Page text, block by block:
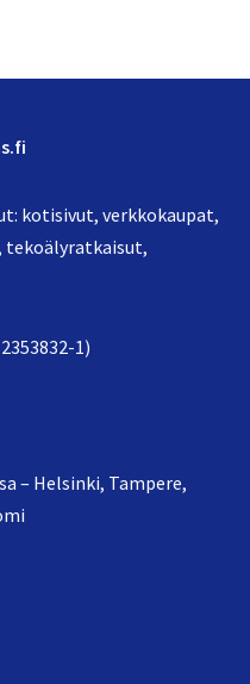
kotisivut, verkkokaupat,
tekoälyratkaisut,
1)
– Helsinki, Tampere,